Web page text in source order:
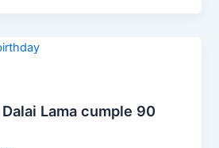
Lama cumple 90